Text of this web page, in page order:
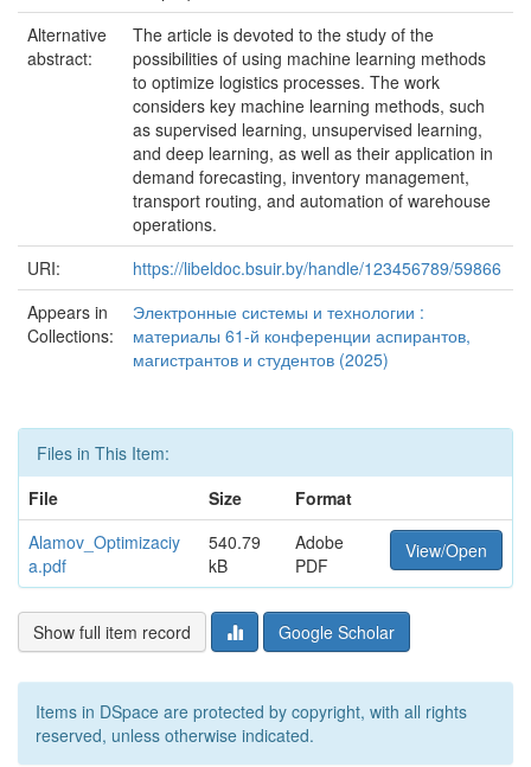
Alternative
abstract:
The article is devoted to the study of the
possibilities of using machine learning methods
to optimize logistics processes. The work
considers key machine learning methods, such
as supervised learning, unsupervised learning,
and deep learning, as well as their application in
demand forecasting, inventory management,
transport routing, and automation of warehouse
operations.
URI:
https://libeldoc.bsuir.by/handle/123456789/59866
Appears in
Collections:
Электронные системы и технологии :
материалы 61-й конференции аспирантов,
магистрантов и студентов (2025)
Files in This Item:
File
Size
Format
Alamov_Optimizaciy
a.pdf
540.79
kB
Adobe
PDF
View/Open
Show full item record Google Scholar
Items in DSpace are protected by copyright, with all rights
reserved, unless otherwise indicated.